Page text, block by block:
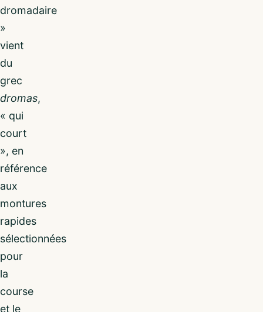
dromadaire
»
vient
du
grec
dromas,
« qui
court
», en
référence
aux
montures
rapides
sélectionnées
pour
la
course
et le